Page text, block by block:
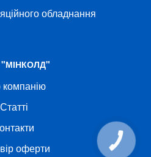
обладнання
Статті
оферти
КНОПКА
СВЯЗИ